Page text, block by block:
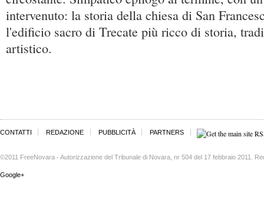
intervenuto: la storia della chiesa di San
l'edificio sacro di Trecate più ricco di storia,
artistico.
CONTATTI REDAZIONE PUBBLICITÀ PARTNERS
©2011 FreeNovara - Autorizzazione del Tribunale di Novara, nr 504 del 17 febbraio 2011.
Google+